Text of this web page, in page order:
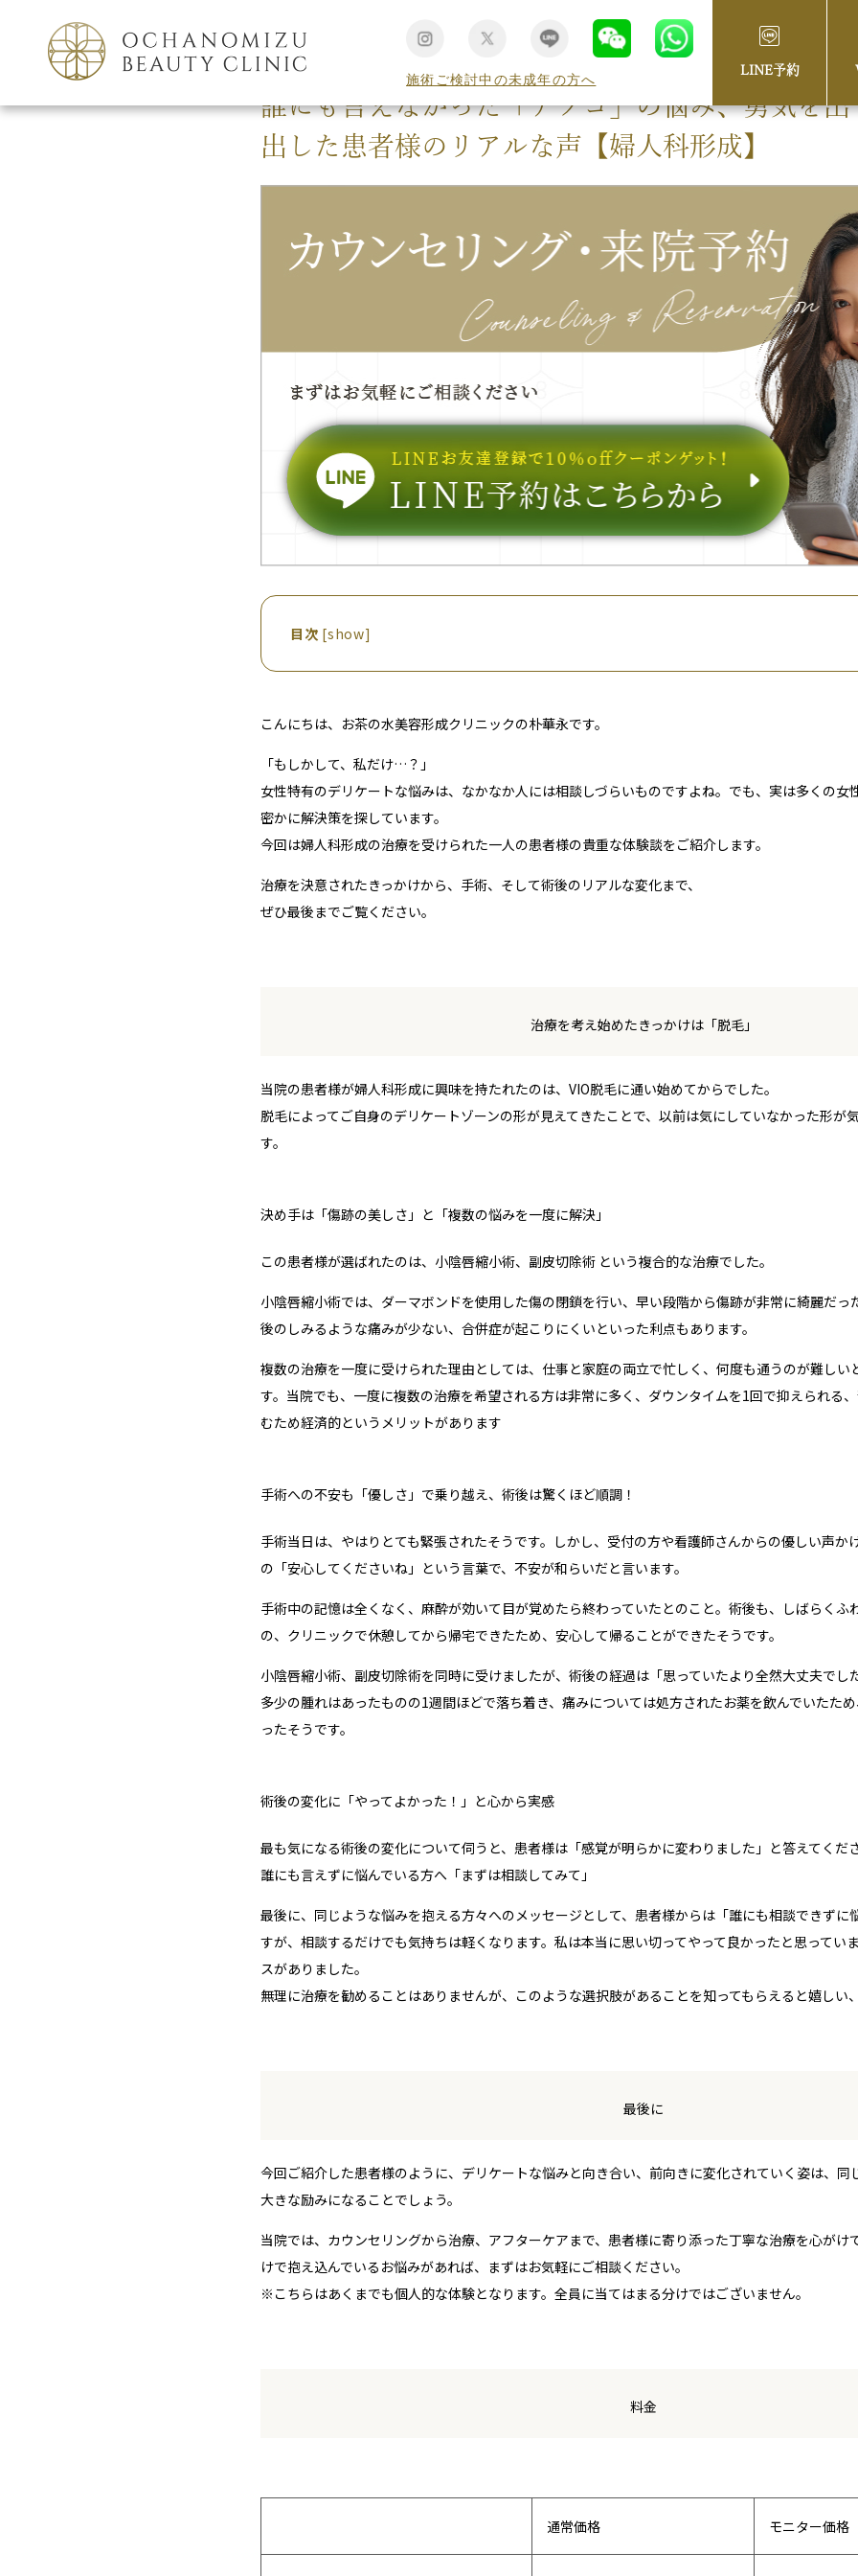
施術ご検討中の未成年の方へ
LINE予約
TOP 新着情報
誰にも言えなかった「アソコ」の悩み、勇気を
出した患者様のリアルな声【婦人科形成】
目次 [show]
こんにちは、お茶の水美容形成クリニックの朴華永です。
「もしかして、私だけ…？」
女性特有のデリケートな悩みは、なかなか人には相談しづらいものですよね。でも、実は多くの女
密かに解決策を探しています。
今回は婦人科形成の治療を受けられた一人の患者様の貴重な体験談をご紹介します。
治療を決意されたきっかけから、手術、そして術後のリアルな変化まで、
ぜひ最後までご覧ください。
治療を考え始めたきっかけは「脱毛」
当院の患者様が婦人科形成に興味を持たれたのは、VIO脱毛に通い始めてからでした。
脱毛によってご自身のデリケートゾーンの形が見えてきたことで、以前は気にしていなかった形が
す。
決め手は「傷跡の美しさ」と「複数の悩みを一度に解決」
この患者様が選ばれたのは、 小陰唇縮小術、副皮切除術 という複合的な治療でした。
小陰唇縮小術では、ダーマボンドを使用した傷の閉鎖を行い、早い段階から傷跡が非常に綺麗だっ
後のしみるような痛みが少ない、合併症が起こりにくいといった利点もあります。
複数の治療を一度に受けられた理由としては、仕事と家庭の両立で忙しく、何度も通うのが難しい
す。当院でも、一度に複数の治療を希望される方は非常に多く、ダウンタイムを1回で抑えられる
むため経済的というメリットがあります
手術への不安も「優しさ」で乗り越え、術後は驚くほど順調！
手術当日は、やはりとても緊張されたそうです。しかし、受付の方や看護師さんからの優しい声か
の「安心してくださいね」という言葉で、不安が和らいだと言います。
手術中の記憶は全くなく、麻酔が効いて目が覚めたら終わっていたとのこと。術後も、しばらくふ
の、クリニックで休憩してから帰宅できたため、安心して帰ることができたそうです。
小陰唇縮小術、副皮切除術を同時に受けましたが、術後の経過は「思っていたより全然大丈夫でし
多少の腫れはあったものの1週間ほどで落ち着き、痛みについては処方されたお薬を飲んでいたた
ったそうです。
術後の変化に「やってよかった！」と心から実感
最も気になる術後の変化について伺うと、患者様は「感覚が明らかに変わりました 」と答えてくだ
誰にも言えずに悩んでいる方へ「まずは相談してみて」
最後に、同じような悩みを抱える方々へのメッセージとして、患者様からは「誰にも相談できずに
すが、 相談するだけでも気持ちは軽くなります。私は本当に思い切ってやって良かったと思ってい
スがありました。
無理に治療を勧めることはありませんが、このような選択肢があることを知ってもらえると嬉しい
最後に
今回ご紹介した患者様のように、デリケートな悩みと向き合い、前向きに変化されていく姿は、同
大きな励みになることでしょう。
当院では、カウンセリングから治療、アフターケアまで、患者様に寄り添った丁寧な治療を心がけ
けで抱え込んでいるお悩みがあれば、まずはお気軽にご相談ください。
※こちらはあくまでも個人的な体験となります。全員に当てはまる分けではございません。
料金
通常価格 モニター価格